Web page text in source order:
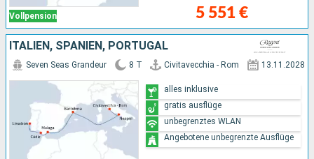
Vollpension 5 551 €
ITALIEN, SPANIEN, PORTUGAL
Seven Seas Grandeur 8 T Civitavecchia - Rom 13.11.2028
alles inklusive
gratis ausflüge
unbegrenztes WLAN
Angebotene unbegrenzte Ausflüge